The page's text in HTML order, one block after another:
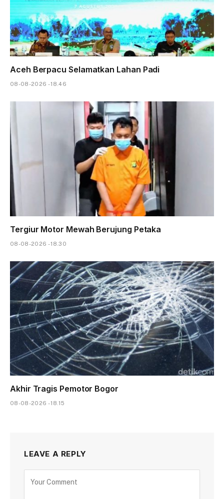
Aceh Berpacu Selamatkan Lahan Padi
08-08-2026 - 18.46
Tergiur Motor Mewah Berujung Petaka
08-08-2026 - 18.30
Akhir Tragis Pemotor Bogor
08-08-2026 - 18.15
LEAVE A REPLY